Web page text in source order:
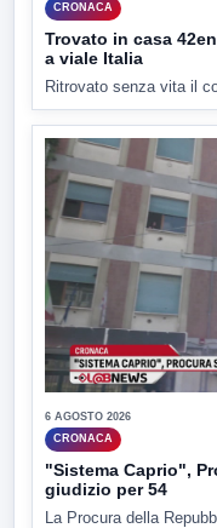
CRONACA
Trovato in casa
a viale Italia
Ritrovato senza vita il
6 AGOSTO 2026
CRONACA
"Sistema Caprio",
giudizio per 54
La Procura della